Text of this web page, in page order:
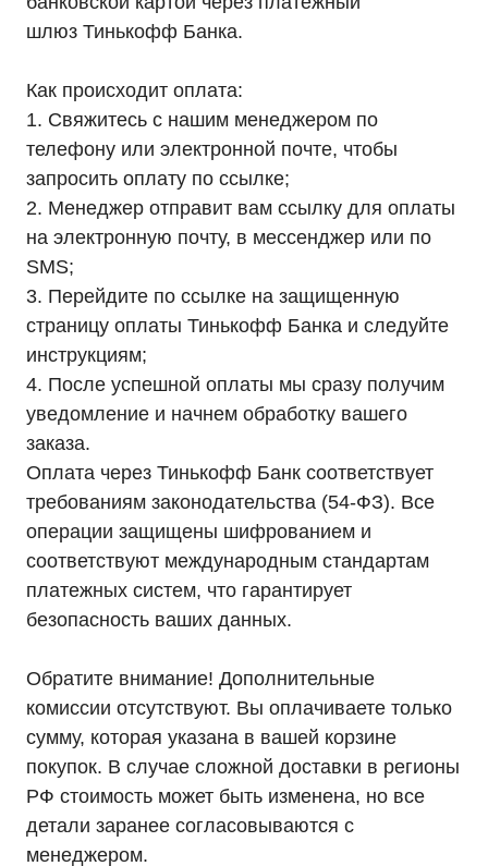
шлюз Тинькофф Банка.
Как происходит оплата:
1. Свяжитесь с нашим менеджером по
телефону или электронной почте, чтобы
запросить оплату по ссылке;
2. Менеджер отправит вам ссылку для оплаты
на электронную почту, в мессенджер или по
SMS;
3. Перейдите по ссылке на защищенную
страницу оплаты Тинькофф Банка и следуйте
инструкциям;
4. После успешной оплаты мы сразу получим
уведомление и начнем обработку вашего
заказа.
Оплата через Тинькофф Банк соответствует
требованиям законодательства (54-ФЗ). Все
операции защищены шифрованием и
соответствуют международным стандартам
платежных систем, что гарантирует
безопасность ваших данных.
Обратите внимание! Дополнительные
комиссии отсутствуют. Вы оплачиваете только
сумму, которая указана в вашей корзине
покупок. В случае сложной доставки в регионы
РФ стоимость может быть изменена, но все
детали заранее согласовываются с
менеджером.
Покупателям
Оплата
Гарантии
Партнерам
Монтаж
Статьи
Контакты
Условия оформления заказа
Реквизиты
18:00
info@ibp-hiden.ru
+7 (495) 846-88-98
Адрес:
г. Москва, 2-й Южнопортовый
проезд, д. 10, стр. 11
Информация, размещенная на сайте, не является
публичной офертой
Политика конфиденциальности